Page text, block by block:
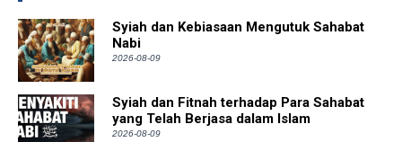
Syiah dan Kebiasaan Mengutuk Sahabat
Nabi
2026-08-09
Syiah dan Fitnah terhadap Para Sahabat
yang Telah Berjasa dalam Islam
2026-08-09